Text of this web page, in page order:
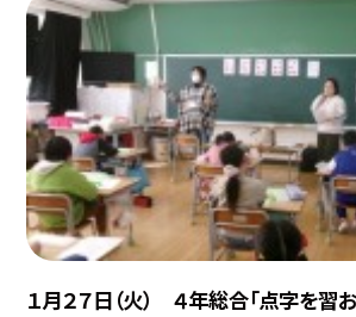
１月２７日（火） ４年総合「点字を習